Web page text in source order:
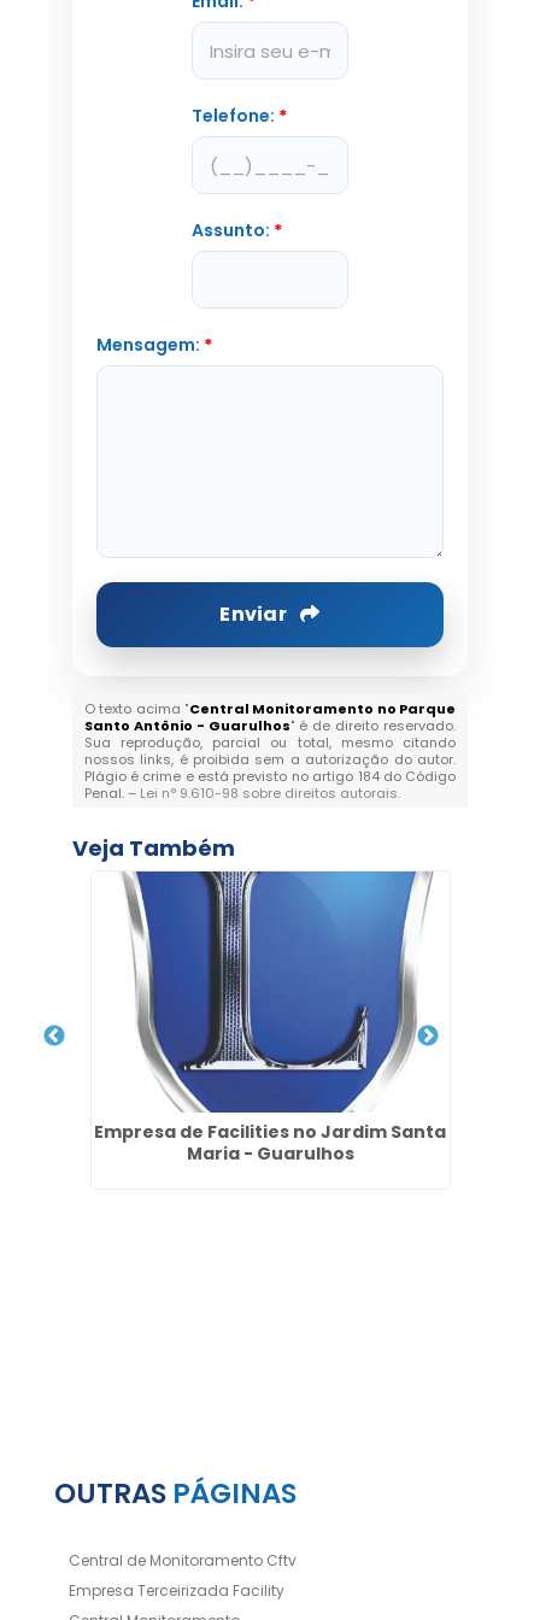
Telefone: *
Assunto: *
Mensagem: *
Enviar
O texto acima "Central Monitoramento no Parque
Santo Antônio - Guarulhos" é de direito reservado.
Sua reprodução, parcial ou total, mesmo citando
nossos links, é proibida sem a autorização do autor.
Plágio é crime e está previsto no artigo 184 do Código
Penal. – Lei n° 9.610-98 sobre direitos autorais.
Veja Também
Empresa de Facilities no Jardim Santa
Maria - Guarulhos
OUTRAS PÁGINAS
Central de Monitoramento Cftv
Empresa Terceirizada Facility